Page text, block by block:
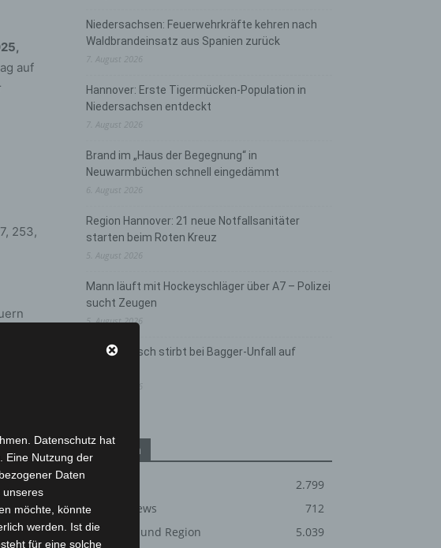
auf
253,
ist
Niedersachsen: Feuerwehrkräfte kehren nach
Waldbrandeinsatz aus Spanien zurück
7. August 2026
Hannover: Erste Tigermücken-Population in
Niedersachsen entdeckt
7. August 2026
Brand im „Haus der Begegnung“ in
Neuwarmbüchen schnell eingedämmt
6. August 2026
Region Hannover: 21 neue Notfallsanitäter
starten beim Roten Kreuz
5. August 2026
Mann läuft mit Hockeyschläger über A7 – Polizei
sucht Zeugen
5. August 2026
Celle: Mensch stirbt bei Bagger-Unfall auf
Kategorien
2.799
Corona-News
712
Hannover und Region
5.039
Datenschutz hat
Eine Nutzung der
Daten
unseres
möchte, könnte
werden. Ist die
für eine solche